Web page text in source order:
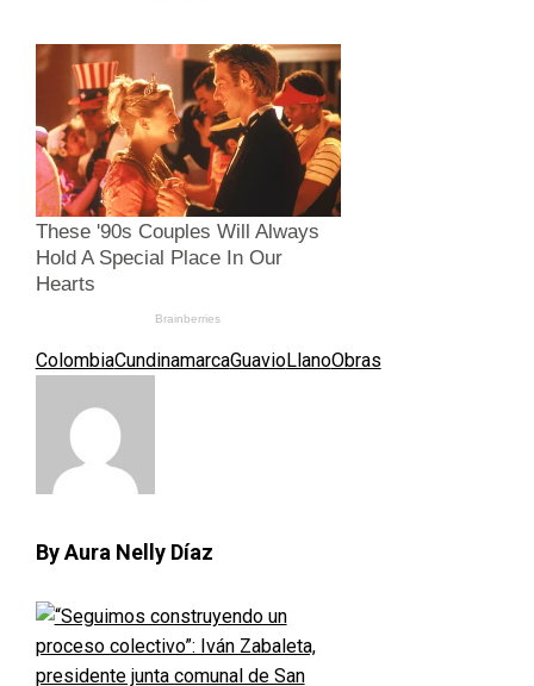
ColombiaCundinamarcaGuavioLlanoObras
By Aura Nelly Díaz